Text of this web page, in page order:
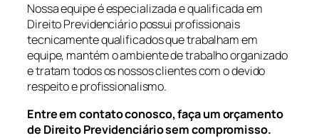
Nossa equipe é especializada e qualificada em
Direito Previdenciário possui profissionais
tecnicamente qualificados que trabalham em
equipe, mantém o ambiente de trabalho organizado
e tratam todos os nossos clientes com o devido
respeito e profissionalismo.
Entre em contato conosco, faça um orçamento
de Direito Previdenciário sem compromisso.